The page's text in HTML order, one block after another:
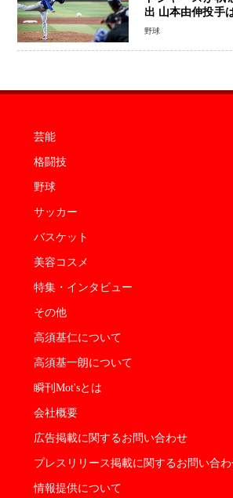
出 山本由伸投手は
平選手が延長10
野球
芸能
格闘技
野球
サッカー
バスケット
美容コスメ
特集・インタビュー
その他
高須基仁について
高須基一朗について
瞬刊Mot'sとは
会社概要
広告掲載に関するお問い合わせ
プレスリリース掲載に関するお問い合わ
情報提供について